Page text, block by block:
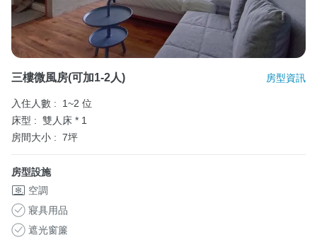
三樓微風房(可加1-2人) 房型資訊
入住人數 :
1~2 位
床型 : 雙人床 * 1
房間大小 : 7坪
房型設施
空調
寢具用品
遮光窗簾